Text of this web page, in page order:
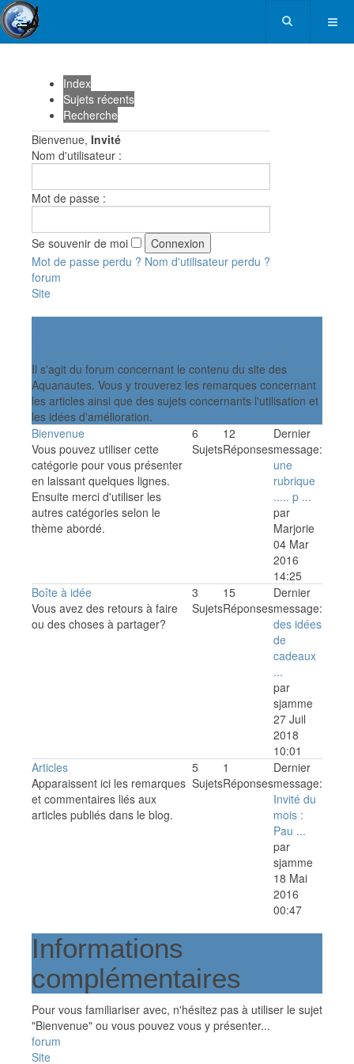
Index
Sujets récents
Recherche
Bienvenue, Invité
Nom d'utilisateur :
Mot de passe :
Se souvenir de moi
Mot de passe perdu ? Nom d'utilisateur perdu ?
forum
Site
Il s'agit du forum concernant le contenu du site des
Aquanautes. Vous y trouverez les remarques concernant
les articles ainsi que des sujets concernants l'utilisation et
les idées d'amélioration.
Bienvenue
Vous pouvez utiliser cette
catégorie pour vous présenter
en laissant quelques lignes.
Ensuite merci d'utiliser les
autres catégories selon le
thème abordé.
6
Sujets
12
Réponses
Dernier
message:
une
rubrique
..... p ...
par
Marjorie
04 Mar
2016
14:25
Boîte à idée
Vous avez des retours à faire
ou des choses à partager?
3
Sujets
15
Réponses
Dernier
message:
des idées
de
cadeaux
...
par
sjamme
27 Juil
2018
10:01
Articles
Apparaissent ici les remarques
et commentaires liés aux
articles publiés dans le blog.
5
Sujets
1
Réponses
Dernier
message:
Invité du
mois :
Pau ...
par
sjamme
18 Mai
2016
00:47
Informations
complémentaires
Pour vous familiariser avec, n'hésitez pas à utiliser le sujet
"Bienvenue" ou vous pouvez vous y présenter...
forum
Site